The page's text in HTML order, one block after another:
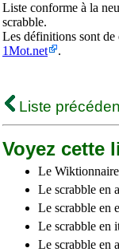
Liste conforme à la
scrabble.
Les définitions sont de
1Mot.net
.
Liste
Voyez cette
Le
Le scrabble en
Le scrabble en
Le scrabble en
Le scrabble en